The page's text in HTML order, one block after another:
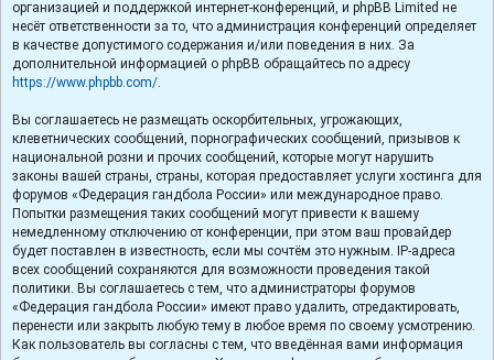
организацией и поддержкой интернет-конференций, и phpBB Limited не
несёт ответственности за то, что администрация конференций определяет
в качестве допустимого содержания и/или поведения в них. За
дополнительной информацией о phpBB обращайтесь по адресу
https://www.phpbb.com/.
Вы соглашаетесь не размещать оскорбительных, угрожающих,
клеветнических сообщений, порнографических сообщений, призывов к
национальной розни и прочих сообщений, которые могут нарушить
законы вашей страны, страны, которая предоставляет услуги хостинга для
форумов «Федерация гандбола России» или международное право.
Попытки размещения таких сообщений могут привести к вашему
немедленному отключению от конференции, при этом ваш провайдер
будет поставлен в известность, если мы сочтём это нужным. IP-адреса
всех сообщений сохраняются для возможности проведения такой
политики. Вы соглашаетесь с тем, что администраторы форумов
«Федерация гандбола России» имеют право удалить, отредактировать,
перенести или закрыть любую тему в любое время по своему усмотрению.
Как пользователь вы согласны с тем, что введённая вами информация